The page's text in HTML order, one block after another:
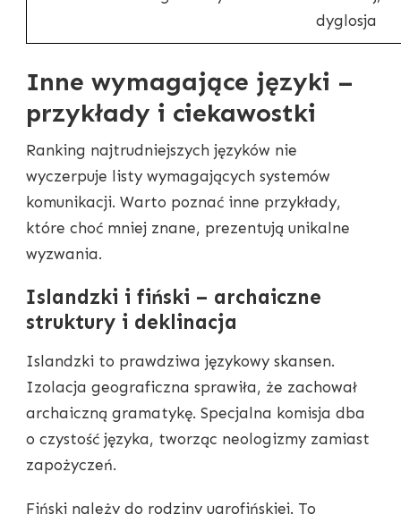
dyglosja
Inne wymagające języki –
przykłady i ciekawostki
Ranking najtrudniejszych języków nie
wyczerpuje listy wymagających systemów
komunikacji. Warto poznać inne przykłady,
które choć mniej znane, prezentują unikalne
wyzwania.
Islandzki i fiński – archaiczne
struktury i deklinacja
Islandzki to prawdziwa językowy skansen.
Izolacja geograficzna sprawiła, że zachował
archaiczną gramatykę. Specjalna komisja dba
o czystość języka, tworząc neologizmy zamiast
zapożyczeń.
Fiński należy do rodziny ugrofińskiej. To